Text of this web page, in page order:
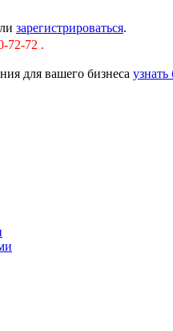
зарегистрироваться.
72-72 .
для вашего бизнеса